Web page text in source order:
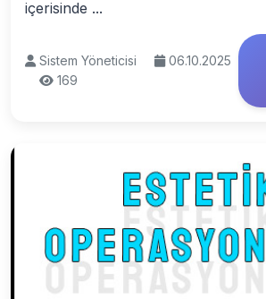
içerisinde ...
Sistem Yöneticisi
06.10.2025
169